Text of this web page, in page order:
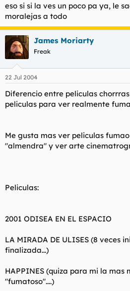
eso si si la ves un poco pa ya, le
moralejas a todo
James Moriarty
Freak
22 Jul 2004
Diferencio entre peliculas
peliculas para ver realmente
Me gusta mas ver peliculas
"almendra" y ver arte
Peliculas:
2001 ODISEA EN EL ESPACIO
LA MIRADA DE ULISES (8 veces
finalizada...)
HAPPINES (quiza para mi la mas
"fumatoso"....)